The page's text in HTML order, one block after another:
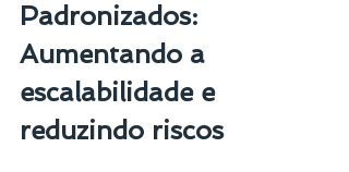
Padronizados:
Aumentando a
escalabilidade e
reduzindo riscos